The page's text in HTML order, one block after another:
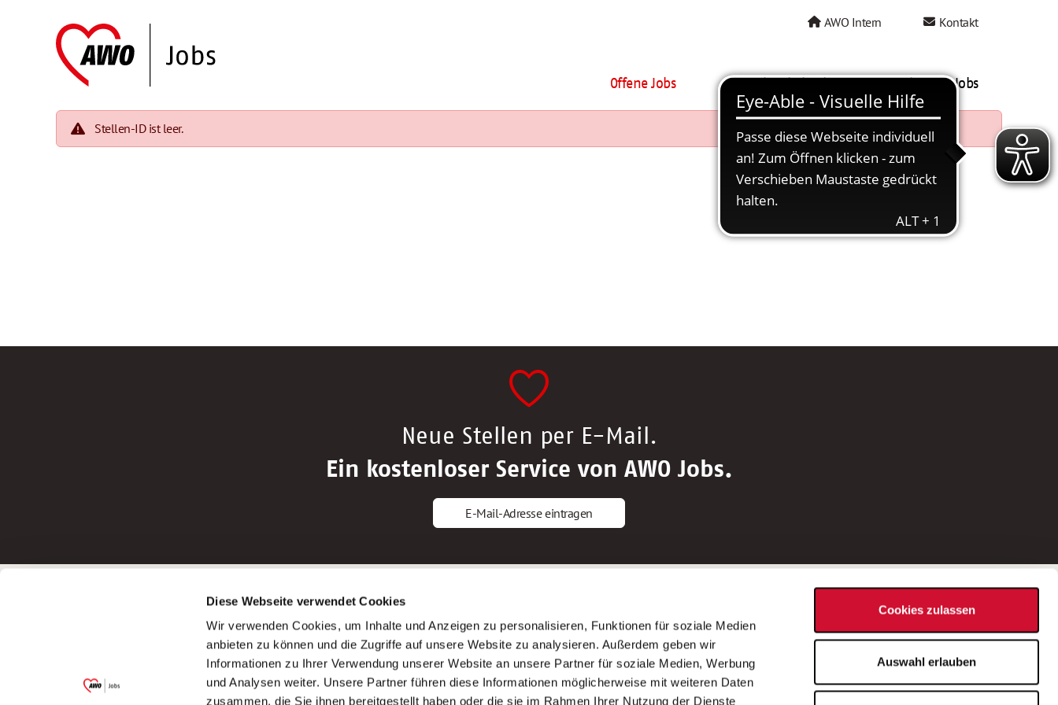
Diese Webseite verwendet Cookies
Wir verwenden Cookies, um Inhalte und Anzeigen zu personalisieren, Funktionen für soziale Medien
anbieten zu können und die Zugriffe auf unsere Website zu analysieren. Außerdem geben wir
Informationen zu Ihrer Verwendung unserer Website an unsere Partner für soziale Medien, Werbung
und Analysen weiter. Unsere Partner führen diese Informationen möglicherweise mit weiteren Daten
zusammen, die Sie ihnen bereitgestellt haben oder die sie im Rahmen Ihrer Nutzung der Dienste
Cookies zulassen
Auswahl erlauben
AWO Intern Kontakt
Offene Jobs AWO als Arbeitgeber Mein AWO Jobs
Stellen-ID ist leer.
Neue Stellen per E-Mail.
Ein kostenloser Service von AWO Jobs.
E-Mail-Adresse eintragen
Garitz Bewirtschaftungsbetriebe GmbH
(Ein Tochterunternehmen des AWO
Bezirksverbandes Unterfranken e.V.)
Bewerbungstipps
Bewerbung als Altenpfleger*in
Bewerbung als Krankenpfleger*in
Bewerbung als Altenpflegehelfer*in
Bewerbung als Erzieher*in
AWO Gliederungen nach Bundesland
Stellenangebote nach Bundesländern
Sitemap
Impressum
Datenschutz
Bei Fragen zu einer Stellenausschreibung
wenden Sie sich bitte an die*den in der
Stellenausschreibung genannte*n